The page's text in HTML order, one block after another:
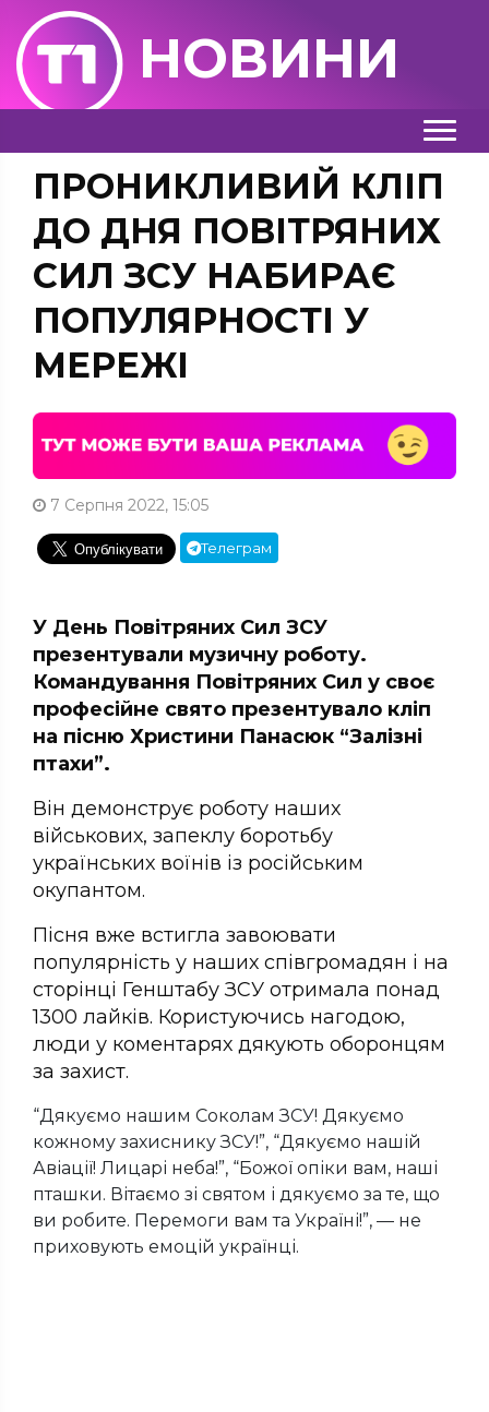
НОВИНИ
ПРОНИКЛИВИЙ КЛІП
ДО ДНЯ ПОВІТРЯНИХ
СИЛ ЗСУ НАБИРАЄ
ПОПУЛЯРНОСТІ У
МЕРЕЖІ
7 Серпня 2022, 15:05
Телеграм
У День Повітряних Сил ЗСУ
презентували музичну роботу.
Командування Повітряних Сил у своє
професійне свято презентувало кліп
на пісню Христини Панасюк “Залізні
птахи”.
Він демонструє роботу наших
військових, запеклу боротьбу
українських воїнів із російським
окупантом.
Пісня вже встигла завоювати
популярність у наших співгромадян і на
сторінці Генштабу ЗСУ отримала понад
1300 лайків. Користуючись нагодою,
люди у коментарях дякують оборонцям
за захист.
“Дякуємо нашим Соколам ЗСУ! Дякуємо
кожному захиснику ЗСУ!”, “Дякуємо нашій
Авіації! Лицарі неба!”, “Божої опіки вам, наші
пташки. Вітаємо зі святом і дякуємо за те, що
ви робите. Перемоги вам та Україні!”, — не
приховують емоцій українці.